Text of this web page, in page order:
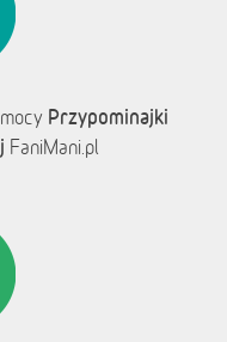
Przypominajki
FaniMani.pl